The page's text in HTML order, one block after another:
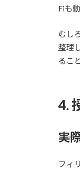
Fiも
むし
整理
るこ
4.
――
フィ